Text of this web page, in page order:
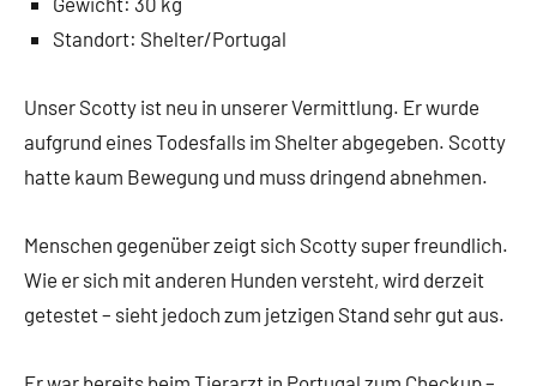
Standort: Shelter/Portugal
Unser Scotty ist neu in unserer Vermittlung. Er wurde
aufgrund eines Todesfalls im Shelter abgegeben. Scotty
hatte kaum Bewegung und muss dringend abnehmen.
Menschen gegenüber zeigt sich Scotty super freundlich.
Wie er sich mit anderen Hunden versteht, wird derzeit
getestet – sieht jedoch zum jetzigen Stand sehr gut aus.